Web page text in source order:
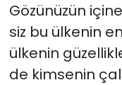
Gözünüzün
siz bu ülkenin
ülkenin
de kimsenin